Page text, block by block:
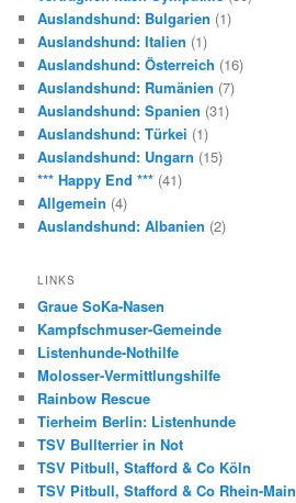
Auslandshund: Bulgarien (1)
Auslandshund: Italien (1)
Auslandshund: Österreich (16)
Auslandshund: Rumänien (7)
Auslandshund: Spanien (31)
Auslandshund: Türkei (1)
Auslandshund: Ungarn (15)
*** Happy End *** (41)
Allgemein (4)
Auslandshund: Albanien (2)
LINKS
Graue SoKa-Nasen
Kampfschmuser-Gemeinde
Listenhunde-Nothilfe
Molosser-Vermittlungshilfe
Rainbow Rescue
Tierheim Berlin: Listenhunde
TSV Bullterrier in Not
TSV Pitbull, Stafford & Co Köln
TSV Pitbull, Stafford & Co Rhein-Main